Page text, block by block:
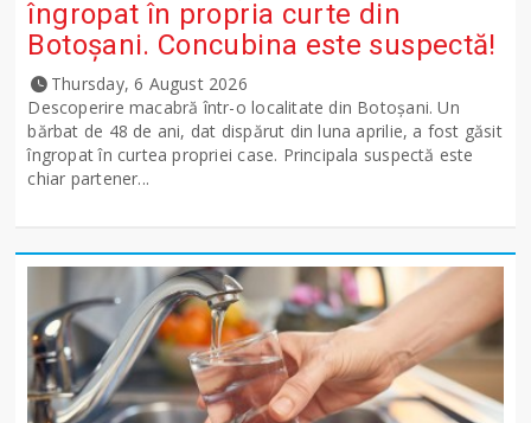
îngropat în propria curte din
Botoșani. Concubina este suspectă!
Thursday, 6 August 2026
Descoperire macabră într-o localitate din Botoșani. Un
bărbat de 48 de ani, dat dispărut din luna aprilie, a fost găsit
îngropat în curtea propriei case. Principala suspectă este
chiar partener...